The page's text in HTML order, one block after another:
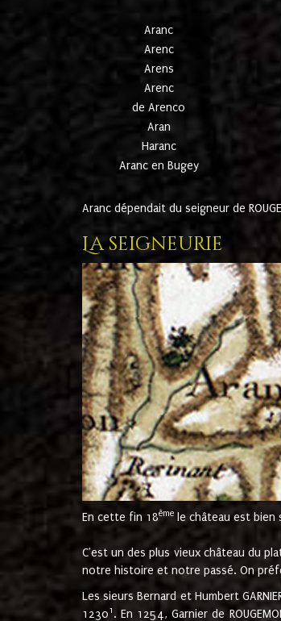
Aranc
Arenc
Arens
Arenc
de Arenco
Aran
Haranc
Aranc en Bugey
Aranc dépendait du seigneur de
La seigneurie
En cette fin 18ème le château est bien
C'est un des plus vieux château du
notre histoire et notre passé. On
Les sieurs Bernard et Humbert
12301 . En 1254, Garnier de